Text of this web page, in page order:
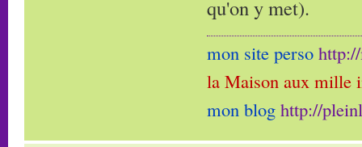
qu'on y met).
mon site perso
la Maison aux mille
mon blog http://